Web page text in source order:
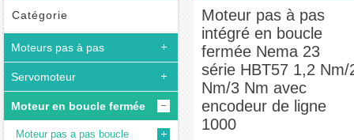
boucle fermée Nema 23 série HBT57 1,2 Nm/2 Nm/3 Nm avec encodeur de ligne 1000
Catégorie
Moteurs pas à pas
Servomoteur
Moteur en boucle fermée
Moteur pas a pas boucle
Moteur pas à pas
intégré en boucle
fermée Nema 23
série HBT57 1,2 Nm/
Nm/3 Nm avec
encodeur de ligne
1000